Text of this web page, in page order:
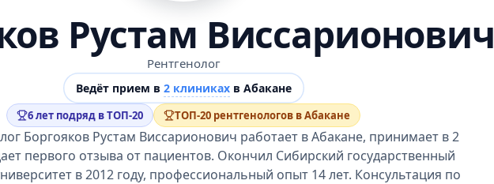
Рустам Виссарионович
Рентгенолог
Ведёт прием в 2 клиникахв Абакане
6 лет подряд в ТОП-20 ТОП-20 рентгенологов в Абакане
Боргояков Рустам Виссарионович работает в Абакане, принимает в 2
первого отзыва от пациентов. Окончил Сибирский государственный
в 2012 году, профессиональный опыт 14 лет. Консультация по